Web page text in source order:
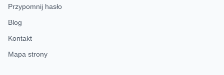
Przypomnij hasło
Blog
Kontakt
Mapa strony